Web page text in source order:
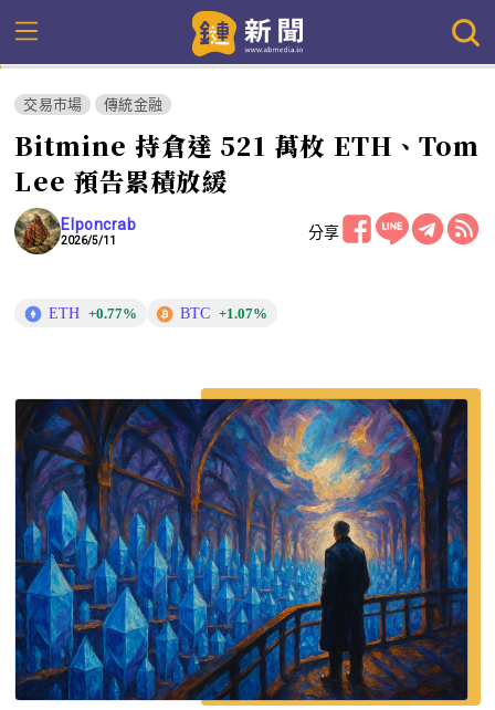
交易市場 傳統金融
Bitmine 持倉達 521 萬枚 ETH、Tom
Lee 預告累積放緩
Elponcrab
2026/5/11 分享
ETH +0.77% BTC +1.07%